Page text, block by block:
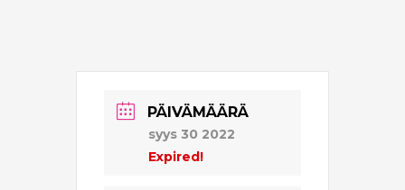
PÄIVÄMÄÄRÄ
syys 30 2022
Expired!